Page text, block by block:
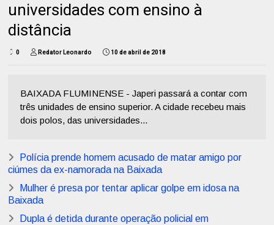
universidades com ensino à
distância
0 Redator Leonardo 10 de abril de 2018
BAIXADA FLUMINENSE - Japeri passará a contar com
três unidades de ensino superior. A cidade recebeu mais
dois polos, das universidades...
Polícia prende homem acusado de matar amigo por
ciúmes da ex-namorada na Baixada
Mulher é presa por tentar aplicar golpe em idosa na
Baixada
Dupla é detida durante operação policial em